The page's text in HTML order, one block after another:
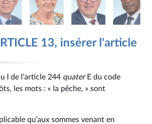
13, insérer l'article
I de l’article 244 quaterE du code
les mots : « la pêche, » sont
qu’aux sommes venant en